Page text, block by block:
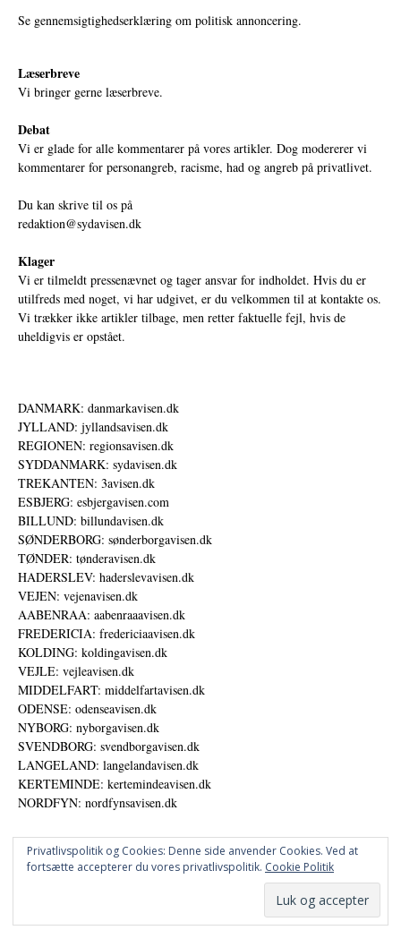
Se gennemsigtighedserklæring om politisk annoncering.
Læserbreve
Vi bringer gerne læserbreve.
Debat
Vi er glade for alle kommentarer på vores artikler. Dog modererer vi
kommentarer for personangreb, racisme, had og angreb på privatlivet.
Du kan skrive til os på
redaktion@sydavisen.dk
Klager
Vi er tilmeldt pressenævnet og tager ansvar for indholdet. Hvis du er
utilfreds med noget, vi har udgivet, er du velkommen til at kontakte os.
Vi trækker ikke artikler tilbage, men retter faktuelle fejl, hvis de
uheldigvis er opstået.
DANMARK: danmarkavisen.dk
JYLLAND: jyllandsavisen.dk
REGIONEN: regionsavisen.dk
SYDDANMARK: sydavisen.dk
TREKANTEN: 3avisen.dk
ESBJERG: esbjergavisen.com
BILLUND: billundavisen.dk
SØNDERBORG: sønderborgavisen.dk
TØNDER: tønderavisen.dk
HADERSLEV: haderslevavisen.dk
VEJEN: vejenavisen.dk
AABENRAA: aabenraaavisen.dk
FREDERICIA: fredericiaavisen.dk
KOLDING: koldingavisen.dk
VEJLE: vejleavisen.dk
MIDDELFART: middelfartavisen.dk
ODENSE: odenseavisen.dk
NYBORG: nyborgavisen.dk
SVENDBORG: svendborgavisen.dk
LANGELAND: langelandavisen.dk
KERTEMINDE: kertemindeavisen.dk
NORDFYN: nordfynsavisen.dk
© DANSKE DIGITALE MEDIER A/S - NYHEDER, ANALYSER OG PERSPEKTIVER
Privatlivspolitik og Cookies: Denne side anvender Cookies. Ved at
fortsætte accepterer du vores privatlivspolitik. Cookie Politik